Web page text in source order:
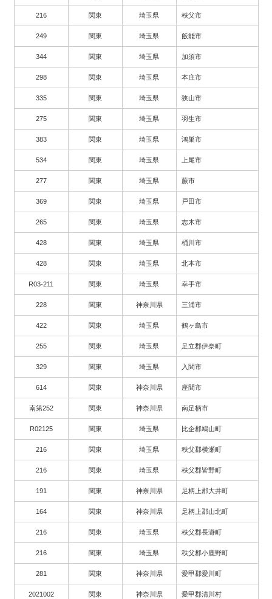
216 関東 埼玉県 秩父市
249 関東 埼玉県 飯能市
344 関東 埼玉県 加須市
298 関東 埼玉県 本庄市
335 関東 埼玉県 狭山市
275 関東 埼玉県 羽生市
383 関東 埼玉県 鴻巣市
534 関東 埼玉県 上尾市
277 関東 埼玉県 蕨市
369 関東 埼玉県 戸田市
265 関東 埼玉県 志木市
428 関東 埼玉県 桶川市
428 関東 埼玉県 北本市
R03-211 関東 埼玉県 幸手市
228 関東 神奈川県 三浦市
422 関東 埼玉県 鶴ヶ島市
255 関東 埼玉県 足立郡伊奈町
329 関東 埼玉県 入間市
614 関東 神奈川県 座間市
南第252 関東 神奈川県 南足柄市
R02125 関東 埼玉県 比企郡鳩山町
216 関東 埼玉県 秩父郡横瀬町
216 関東 埼玉県 秩父郡皆野町
191 関東 神奈川県 足柄上郡大井町
164 関東 神奈川県 足柄上郡山北町
216 関東 埼玉県 秩父郡長瀞町
216 関東 埼玉県 秩父郡小鹿野町
281 関東 神奈川県 愛甲郡愛川町
2021002 関東 神奈川県 愛甲郡清川村